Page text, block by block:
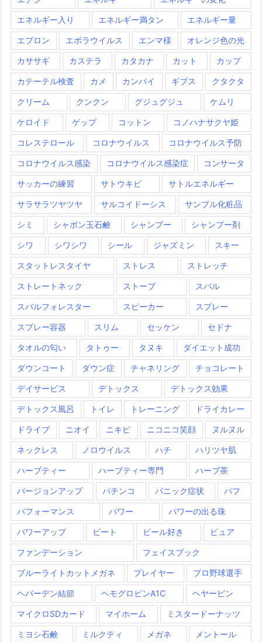
エネルギー入り エネルギー満タン エネルギー量
エプロン エボラウイルス エンマ様 オレンジ色の光
カササギ カステラ カタカナ カット カップ
カテーテル検査 カメ カンパイ ギブス クタクタ
クリーム クンクン グジュグジュ ケムリ
ケロイド ゲップ コットン コノハナサクヤ姫
コレステロール コロナウイルス コロナウイルス予防
コロナウイルス感染 コロナウイルス感染症 コンサータ
サッカーの練習 サトウキビ サトルエネルギー
サラサラツヤツヤ サルコイドーシス サンプル化粧品
シミ シャボン玉石鹸 シャンプー シャンプー剤
シワ シワシワ シール ジャズミン スキー
スタットレスタイヤ ストレス ストレッチ
ストレートネック ストーブ スバル
スバルフォレスター スピーカー スプレー
スプレー容器 スリム セッケン セドナ
タオルの匂い タトゥー タヌキ ダイエット成功
ダウンコート ダウン症 チャネリング チョコレート
デイサービス デトックス デトックス効果
デトックス風呂 トイレ トレーニング ドライカレー
ドライブ ニオイ ニキビ ニコニコ笑顔 ヌルヌル
ネックレス ノロウイルス ハチ ハリツヤ肌
ハーブティー ハーブティー専門 ハーブ茶
バージョンアップ パチンコ パニック症状 パフ
パフォーマンス パワー パワーの出る珠
パワーアップ ビート ビール好き ピュア
ファンデーション フェイスブック
ブルーライトカットメガネ プレイヤー プロ野球選手
ヘパーデン結節 ヘモグロビンA1C ヘヤーピン
マイクロSDカード マイホーム ミスタードーナッツ
ミヨシ石鹸 ミルクティ メガネ メントール